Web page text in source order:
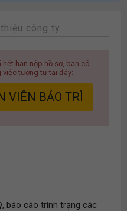
công ty
hạn nộp hồ sơ, bạn có
tương tự tại đây:
VIÊN BẢO TRÌ
báo cáo trình trạng các